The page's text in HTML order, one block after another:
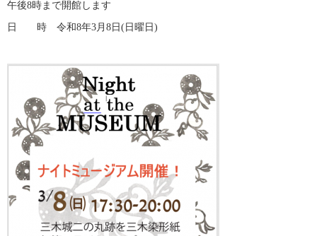
午後8時まで開館します
日　　時　令和8年3月8日(日曜日)